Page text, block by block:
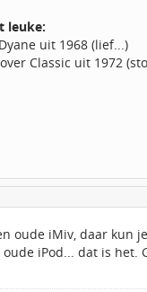
leuke:
uit 1968 (lief...)
Classic uit 1972
oude iMiv, daar kun
iPod... dat is het.